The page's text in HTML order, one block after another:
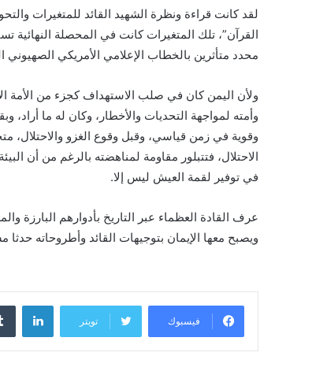
لقد كانت قراءة ونظرة الشهيد القائد للمتغيرات
القرآن”، تلك المتغيرات كانت في المحصلة النهائية
محدد متأثرين بالخطاب الإعلامي الأمريكي الصهيوني
ولأن اليمن كان في صلب الاستهداف كجزء من الأمة
وأمته لمواجهة التحديات والأخطار، وكان له ما
وقوية في زمن قياسي، وقبل وقوع الغزو والاحتلال،
الاحتلال، فتتبلور مقاومة لمناهضته بالرغم من أن
في توفير لقمة العيش ليس إلا.
عرف القادة العظماء عبر التاريخ بأدوارهم البارزة
ويصبح معها الإيمان بتوجيهات القائد وأطروحاته حدثا
فيسبوك تويتر
لينكدإن